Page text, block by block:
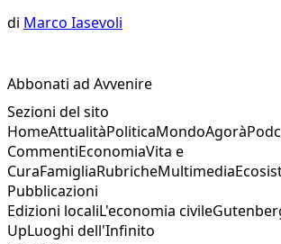
di Marco Iasevoli
Abbonati ad Avvenire
Sezioni del sito
HomeAttualitàPoliticaMondoAgorà
CommentiEconomiaVita e
CuraFamigliaRubricheMultimedia
Pubblicazioni
Edizioni localiL'economia civile
UpLuoghi dell'Infinito